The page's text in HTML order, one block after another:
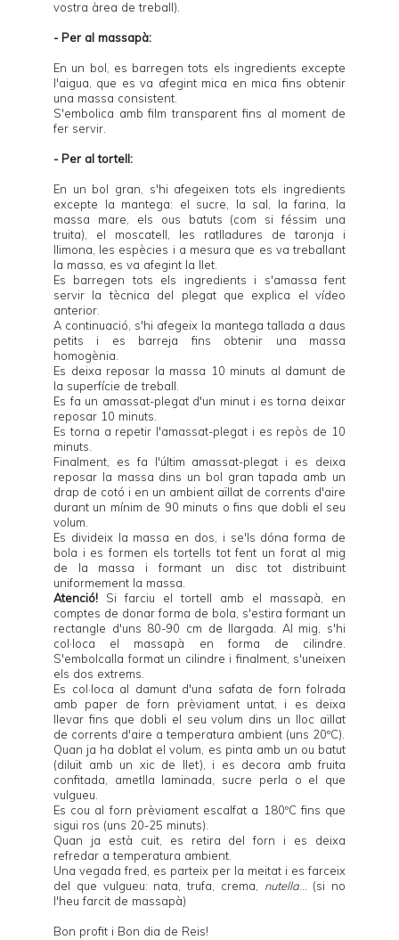
vostra àrea de treball).
- Per al massapà:
En un bol, es barregen tots els ingredients excepte
l'aigua, que es va afegint mica en mica fins obtenir
una massa consistent.
S'embolica amb film transparent fins al moment de
fer servir.
- Per al tortell:
En un bol gran, s'hi afegeixen tots els ingredients
excepte la mantega: el sucre, la sal, la farina, la
massa mare, els ous batuts (com si féssim una
truita), el moscatell, les ratlladures de taronja i
llimona, les espècies i a mesura que es va treballant
la massa, es va afegint la llet.
Es barregen tots els ingredients i s'amassa fent
servir la tècnica del plegat que explica el vídeo
anterior.
A continuació, s'hi afegeix la mantega tallada a daus
petits i es barreja fins obtenir una massa
homogènia.
Es deixa reposar la massa 10 minuts al damunt de
la superfície de treball.
Es fa un amassat-plegat d'un minut i es torna deixar
reposar 10 minuts.
Es torna a repetir l'amassat-plegat i es repòs de 10
minuts.
Finalment, es fa l'últim amassat-plegat i es deixa
reposar la massa dins un bol gran tapada amb un
drap de cotó i en un ambient aïllat de corrents d'aire
durant un mínim de 90 minuts o fins que dobli el seu
volum.
Es divideix la massa en dos, i se'ls dóna forma de
bola i es formen els tortells tot fent un forat al mig
de la massa i formant un disc tot distribuint
uniformement la massa.
Atenció! Si farciu el tortell amb el massapà, en
comptes de donar forma de bola, s'estira formant un
rectangle d'uns 80-90 cm de llargada. Al mig, s'hi
col·loca el massapà en forma de cilindre.
S'embolcalla format un cilindre i finalment, s'uneixen
els dos extrems.
Es col·loca al damunt d'una safata de forn folrada
amb paper de forn prèviament untat, i es deixa
llevar fins que dobli el seu volum dins un lloc aïllat
de corrents d'aire a temperatura ambient (uns 20ºC).
Quan ja ha doblat el volum, es pinta amb un ou batut
(diluït amb un xic de llet), i es decora amb fruita
confitada, ametlla laminada, sucre perla o el que
vulgueu.
Es cou al forn prèviament escalfat a 180ºC fins que
sigui ros (uns 20-25 minuts).
Quan ja està cuit, es retira del forn i es deixa
refredar a temperatura ambient.
Una vegada fred, es parteix per la meitat i es farceix
del que vulgueu: nata, trufa, crema, nutella... (si no
l'heu farcit de massapà)
Bon profit i Bon dia de Reis!